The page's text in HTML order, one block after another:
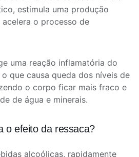
estimula uma produção
o processo de
uma reação inflamatória do
que causa queda dos níveis de
o corpo ficar mais fraco e
de água e minerais.
o efeito da ressaca?
alcoólicas, rapidamente